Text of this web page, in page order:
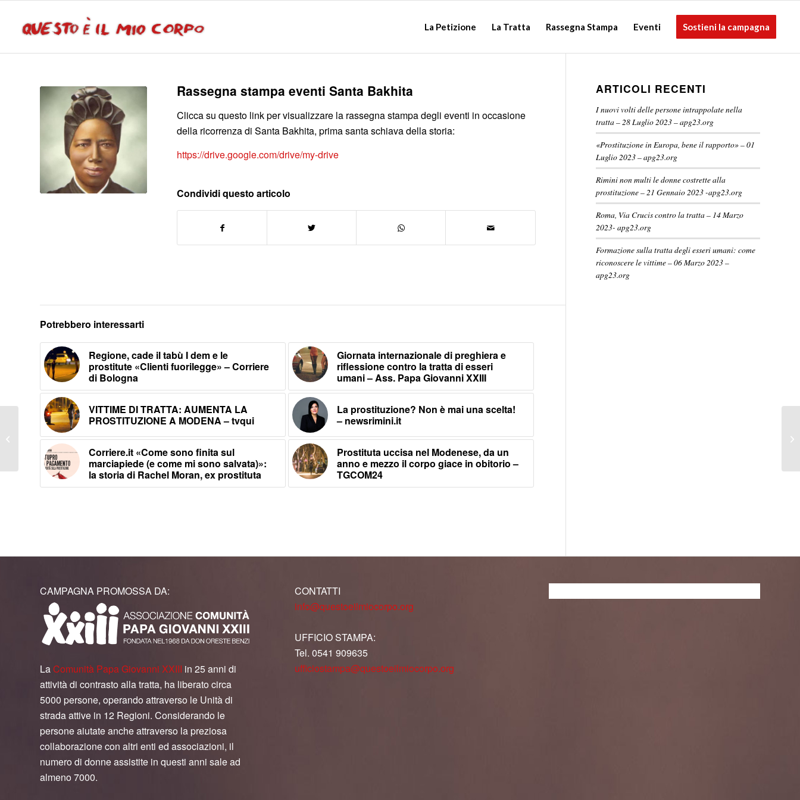
La Petizione La Tratta Rassegna Stampa Eventi Sostieni la campagna
Rassegna stampa eventi Santa Bakhita
Clicca su questo link per visualizzare la rassegna stampa degli eventi in occasione
della ricorrenza di Santa Bakhita, prima santa schiava della storia:
https://drive.google.com/drive/my-drive
Condividi questo articolo
Potrebbero interessarti
Regione, cade il tabù I dem e le
prostitute «Clienti fuorilegge» – Corriere
di Bologna
Giornata internazionale di preghiera e
riflessione contro la tratta di esseri
umani – Ass. Papa Giovanni XXIII
VITTIME DI TRATTA: AUMENTA LA
PROSTITUZIONE A MODENA – tvqui
La prostituzione? Non è mai una scelta!
– newsrimini.it
Corriere.it «Come sono finita sul
marciapiede (e come mi sono salvata)»:
la storia di Rachel Moran, ex prostituta
Prostituta uccisa nel Modenese, da un
anno e mezzo il corpo giace in obitorio –
TGCOM24
ARTICOLI RECENTI
I nuovi volti delle persone intrappolate nella
tratta – 28 Luglio 2023 – apg23.org
«Prostituzione in Europa, bene il rapporto» – 01
Luglio 2023 – apg23.org
Rimini non multi le donne costrette alla
prostituzione – 21 Gennaio 2023 -apg23.org
Roma, Via Crucis contro la tratta – 14 Marzo
2023- apg23.org
Formazione sulla tratta degli esseri umani: come
riconoscere le vittime – 06 Marzo 2023 –
apg23.org
CAMPAGNA PROMOSSA DA:
LaComunità Papa Giovanni XXIII in 25 anni di
attività di contrasto alla tratta, ha liberato circa
5000 persone, operando attraverso le Unità di
strada attive in 12 Regioni. Considerando le
persone aiutate anche attraverso la preziosa
collaborazione con altri enti ed associazioni, il
numero di donne assistite in questi anni sale ad
almeno 7000.
CONTATTI
info@questoeilmiocorpo.org
UFFICIO STAMPA:
Tel. 0541 909635
ufficiostampa@questoeilmiocorpo.org
Giornata internazionale
di preghiera e
riflessione contro la
tratta di esseri...